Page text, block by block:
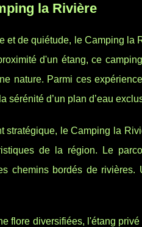
la Rivière
et de quiétude, le Camping
d'un étang, ce
nature. Parmi ces
sérénité d’un plan d’eau
stratégique, le Camping la
de la région. Le
chemins bordés de
flore diversifiées, l'étang